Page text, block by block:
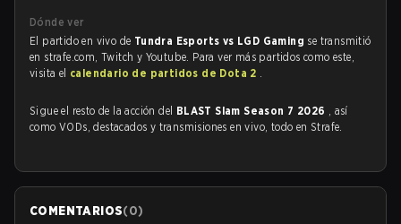
Dónde ver
El partido en vivo de Tundra Esports vs LGD Gaming se transmitió
en strafe.com, Twitch y Youtube. Para ver más partidos como este,
visita el calendario de partidos de Dota 2 .
Sigue el resto de la acción del BLAST Slam Season 7 2026 , así
como VODs, destacados y transmisiones en vivo, todo en Strafe.
COMENTARIOS(0)